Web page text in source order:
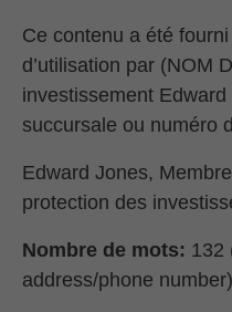
Ce contenu a été
d’utilisation par (NOM
investissement
succursale ou numéro
Edward Jones,
protection des
Nombre de mots: 132
address/phone number)